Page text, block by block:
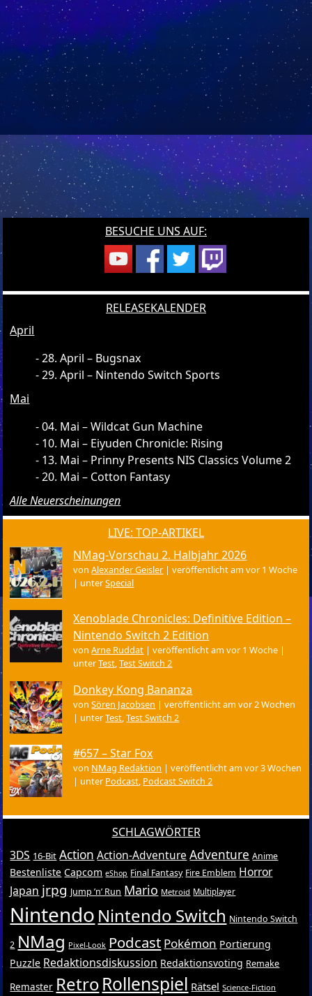
BESUCHE UNS AUF:
RELEASEKALENDER
April
28. April – Bugsnax
29. April – Nintendo Switch Sports
Mai
04. Mai – Wildcat Gun Machine
10. Mai – Eiyuden Chronicle: Rising
13. Mai – Prinny Presents NIS Classics Volume 2
20. Mai – Cotton Fantasy
Alle Neuerscheinungen
LIVE: TOP-ARTIKEL
NMag-Vorschau 2. Halbjahr 2026
vonAlexander Geisler |veröffentlicht am vor 1 Woche
| unterSpecial
Xenoblade Chronicles: Definitive Edition –
Nintendo Switch 2 Edition
vonArne Ruddat |veröffentlicht am vor 1 Woche |
unterTest,Test Switch 2
Donkey Kong Bananza
vonSören Jacobsen |veröffentlicht am vor 2 Wochen
| unterTest,Test Switch 2
#657 – Star Fox
von NMag Redaktion |veröffentlicht am vor 3 Wochen
| unter Podcast, Podcast Switch 2
SCHLAGWÖRTER
3DS 16-Bit Action Action-Adventure Adventure Anime
Bestenliste Capcom eShop Final Fantasy Fire Emblem Horror
Japan jrpg Jump ’n’ Run Mario Metroid Multiplayer
Nintendo Nintendo Switch Nintendo Switch
2 NMag Pixel-Look Podcast Pokémon Portierung
Puzzle Redaktionsdiskussion Redaktionsvoting Remake
Remaster RetroRollenspiel Rätsel Science-Fiction